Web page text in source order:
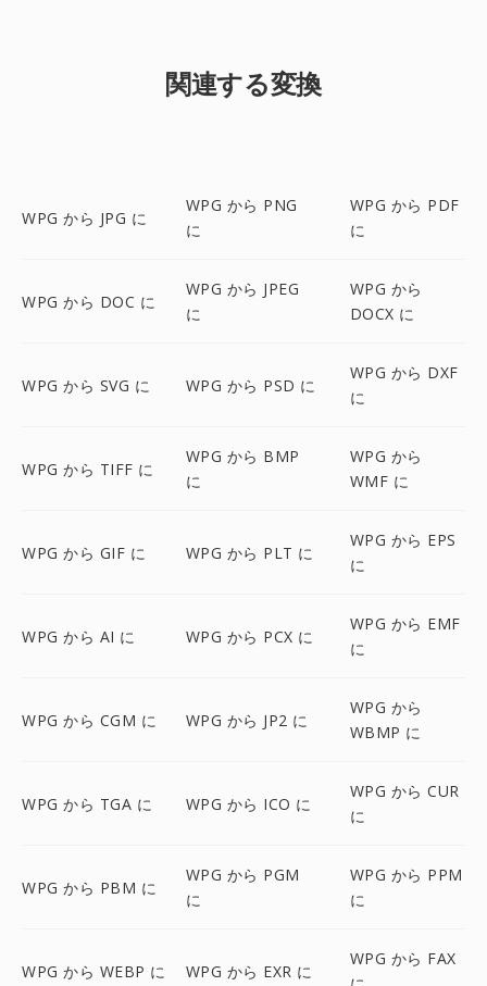
関連する変換
WPG から JPG に
WPG から PNG
に
WPG から PDF
に
WPG から DOC に
WPG から JPEG
に
WPG から
DOCX に
WPG から SVG に WPG から PSD に
WPG から DXF
に
WPG から TIFF に
WPG から BMP
に
WPG から
WMF に
WPG から GIF に WPG から PLT に
WPG から EPS
に
WPG から AI に WPG から PCX に
WPG から EMF
に
WPG から CGM に WPG から JP2 に
WPG から
WBMP に
WPG から TGA に WPG から ICO に
WPG から CUR
に
WPG から PBM に
WPG から PGM
に
WPG から PPM
に
WPG から WEBP に WPG から EXR に
WPG から FAX